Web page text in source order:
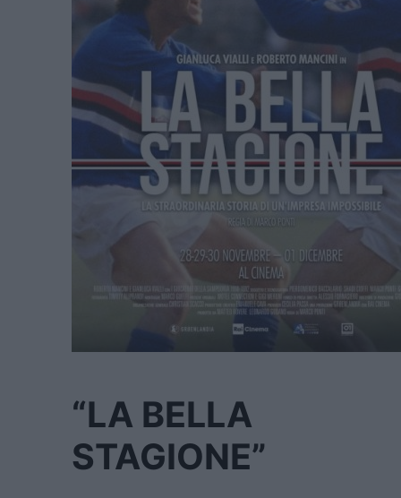
“LA BELLA
STAGIONE”